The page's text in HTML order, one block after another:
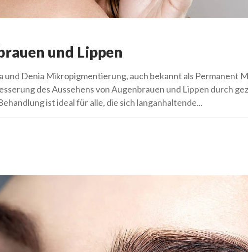
und Lippen
Denia Mikropigmentierung, auch bekannt als Permanent
des Aussehens von Augenbrauen und Lippen durch
ist ideal für alle, die sich langanhaltende...